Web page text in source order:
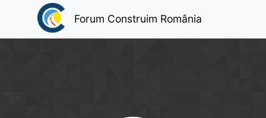
Forum Construim România